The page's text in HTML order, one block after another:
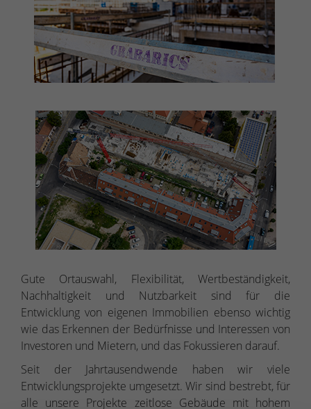
Gute Ortauswahl, Flexibilität, Wertbeständigkeit,
Nachhaltigkeit und Nutzbarkeit sind für die
Entwicklung von eigenen Immobilien ebenso wichtig
wie das Erkennen der Bedürfnisse und Interessen von
Investoren und Mietern, und das Fokussieren darauf.
Seit der Jahrtausendwende haben wir viele
Entwicklungsprojekte umgesetzt. Wir sind bestrebt, für
alle unsere Projekte zeitlose Gebäude mit hohem